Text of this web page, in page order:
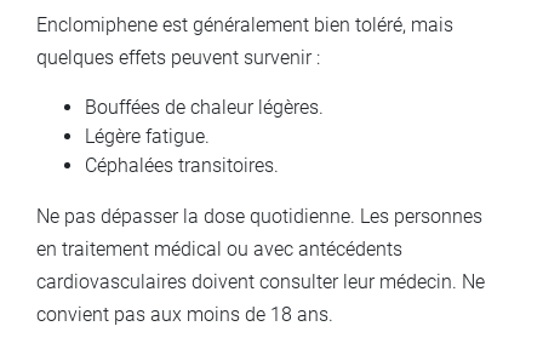
Enclomiphene est généralement bien toléré, mais
quelques effets peuvent survenir :
Bouffées de chaleur légères.
Légère fatigue.
Céphalées transitoires.
Ne pas dépasser la dose quotidienne. Les personnes
en traitement médical ou avec antécédents
cardiovasculaires doivent consulter leur médecin. Ne
convient pas aux moins de 18 ans.